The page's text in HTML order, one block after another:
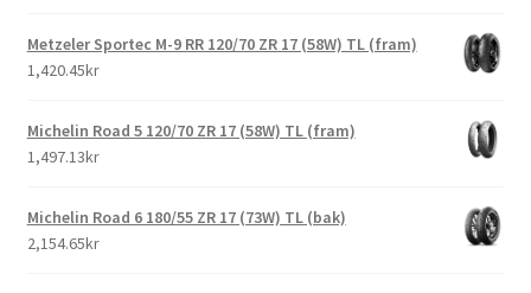
Metzeler Sportec M-9 RR 120/70 ZR 17 (58W) TL (fram)
1,420.45kr
Michelin Road 5 120/70 ZR 17 (58W) TL (fram)
1,497.13kr
Michelin Road 6 180/55 ZR 17 (73W) TL (bak)
2,154.65kr